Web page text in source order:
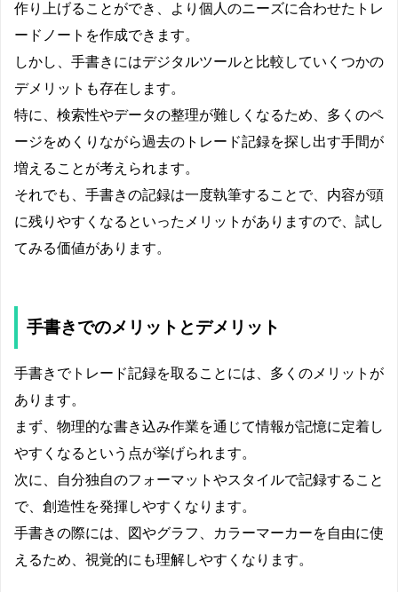
作り上げることができ、より個人のニーズに合わせたトレ
ードノートを作成できます。
しかし、手書きにはデジタルツールと比較していくつかの
デメリットも存在します。
特に、検索性やデータの整理が難しくなるため、多くのペ
ージをめくりながら過去のトレード記録を探し出す手間が
増えることが考えられます。
それでも、手書きの記録は一度執筆することで、内容が頭
に残りやすくなるといったメリットがありますので、試し
てみる価値があります。
手書きでのメリットとデメリット
手書きでトレード記録を取ることには、多くのメリットが
あります。
まず、物理的な書き込み作業を通じて情報が記憶に定着し
やすくなるという点が挙げられます。
次に、自分独自のフォーマットやスタイルで記録すること
で、創造性を発揮しやすくなります。
手書きの際には、図やグラフ、カラーマーカーを自由に使
えるため、視覚的にも理解しやすくなります。